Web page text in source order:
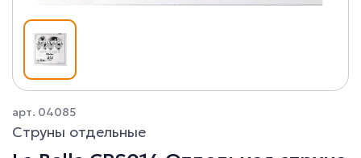
арт. 04085
Струны отдельные